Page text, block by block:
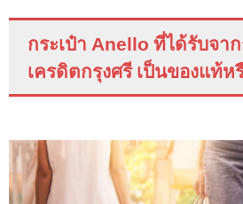
กระเป๋า Anello ที่ได้รับจา
เครดิตกรุงศรี เป็นของแท้ห